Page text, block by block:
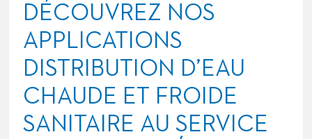
DÉCOUVREZ NOS
APPLICATIONS
DISTRIBUTION D’EAU
CHAUDE ET FROIDE
SANITAIRE AU SERVICE